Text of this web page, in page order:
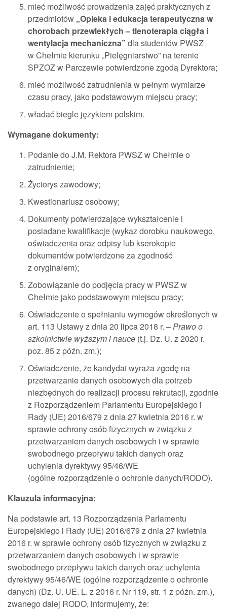
mieć możliwość prowadzenia zajęć praktycznych z
przedmiotów „Opieka i edukacja terapeutyczna w
chorobach przewlekłych – tlenoterapia ciągła i
wentylacja mechaniczna” dla studentów PWSZ
w Chełmie kierunku „Pielęgniarstwo” na terenie
SPZOZ w Parczewie potwierdzone zgodą Dyrektora;
mieć możliwość zatrudnienia w pełnym wymiarze
czasu pracy, jako podstawowym miejscu pracy;
władać biegle językiem polskim.
Wymagane dokumenty:
Podanie do J.M. Rektora PWSZ w Chełmie o
zatrudnienie;
Życiorys zawodowy;
Kwestionariusz osobowy;
Dokumenty potwierdzające wykształcenie i
posiadane kwalifikacje (wykaz dorobku naukowego,
oświadczenia oraz odpisy lub kserokopie
dokumentów potwierdzone za zgodność
z oryginałem);
Zobowiązanie do podjęcia pracy w PWSZ w
Chełmie jako podstawowym miejscu pracy;
Oświadczenie o spełnianiu wymogów określonych w
art. 113 Ustawy z dnia 20 lipca 2018 r. –Prawo o
szkolnictwie wyższym i nauce (t.j. Dz. U. z 2020 r.
poz. 85 z późn. zm.);
Oświadczenie, że kandydat wyraża zgodę na
przetwarzanie danych osobowych dla potrzeb
niezbędnych do realizacji procesu rekrutacji, zgodnie
z Rozporządzeniem Parlamentu Europejskiego i
Rady (UE) 2016/679 z dnia 27 kwietnia 2016 r. w
sprawie ochrony osób fizycznych w związku z
przetwarzaniem danych osobowych i w sprawie
swobodnego przepływu takich danych oraz
uchylenia dyrektywy 95/46/WE
(ogólne rozporządzenie o ochronie danych/RODO).
Klauzula informacyjna:
Na podstawie art. 13 Rozporządzenia Parlamentu
Europejskiego i Rady (UE) 2016/679 z dnia 27 kwietnia
2016 r. w sprawie ochrony osób fizycznych w związku z
przetwarzaniem danych osobowych i w sprawie
swobodnego przepływu takich danych oraz uchylenia
dyrektywy 95/46/WE (ogólne rozporządzenie o ochronie
danych) (Dz. U. UE. L. z 2016 r. Nr 119, str. 1 z późn. zm.),
zwanego dalej RODO, informujemy, że: